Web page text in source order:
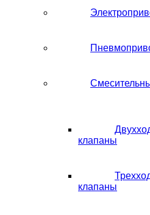
клапаны
клапаны